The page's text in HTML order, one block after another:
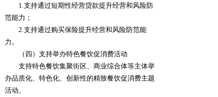
1.支持通过短期性经营贷款提升经营和风险防
范能力；
2.支持通过购买保险提升经营和风险防范能
力。
（四）支持举办特色餐饮促消费活动
支持特色餐饮集聚街区、商业综合体等主体举
办品质化、特色化、创新性的精致餐饮促消费主题
活动。